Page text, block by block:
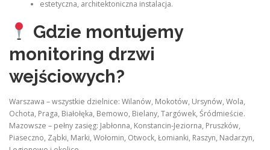
estetyczna, architektoniczna instalacja.
Gdzie montujemy
monitoring drzwi
wejściowych?
Warszawa – wszystkie dzielnice: Wilanów, Mokotów, Ursynów, Wola,
Ochota, Praga, Białołęka, Bemowo, Bielany, Targówek, Śródmieście.
Mazowsze – pełny zasięg: Jabłonna, Konstancin‑Jeziorna, Pruszków,
Piaseczno, Ząbki, Marki, Wołomin, Otwock, Łomianki, Raszyn, Nadarzyn,